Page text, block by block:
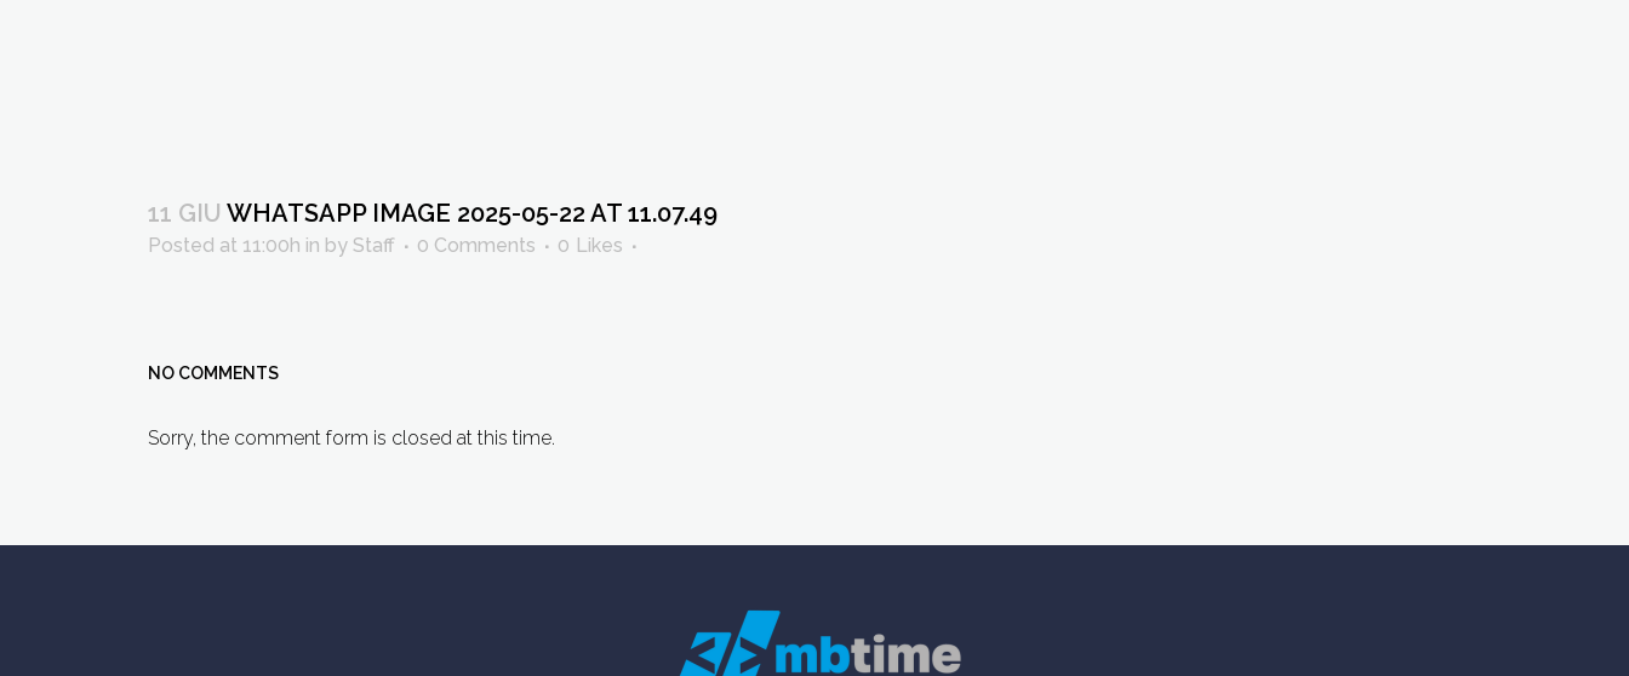
11 GIU WHATSAPP IMAGE 2025-05-22 AT 11.07.49
Posted at 11:00h in by Staff 0 Comments 0 Likes
NO COMMENTS
Sorry, the comment form is closed at this time.